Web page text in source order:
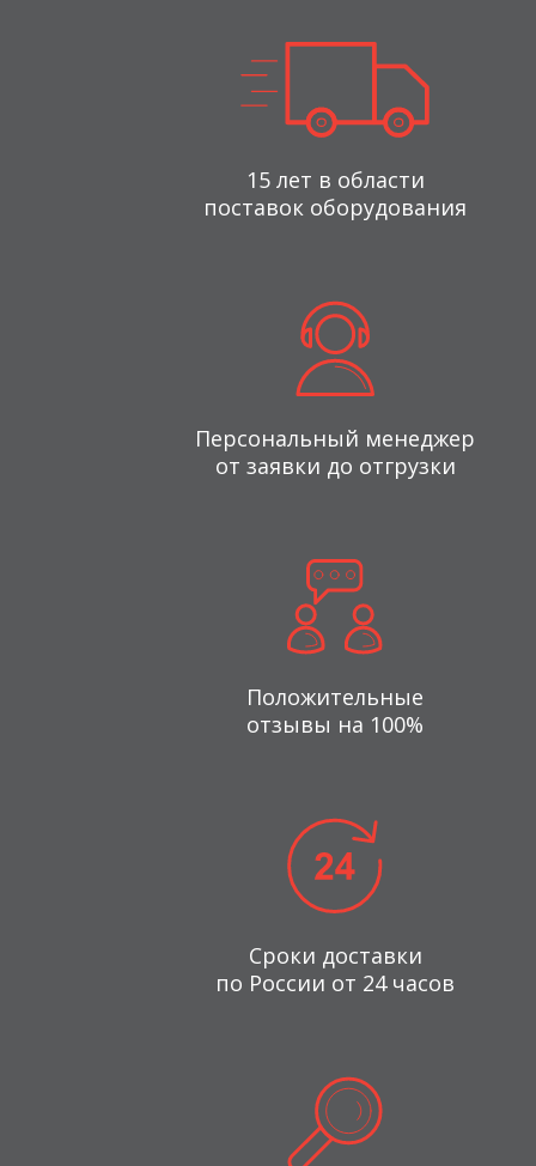
15 лет в области
поставок оборудования
Персональный менеджер
от заявки до отгрузки
Положительные
отзывы на 100%
Сроки доставки
по России от 24 часов